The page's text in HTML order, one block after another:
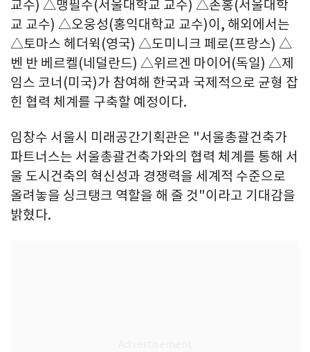
교수) △맹필수(서울대학교 교수) △존홍(서울대학
교 교수) △오웅성(홍익대학교 교수)이, 해외에서는
△토마스 헤더윅(영국) △도미니크 페로(프랑스) △
벤 반 베르켈(네덜란드) △위르겐 마이어(독일) △제
임스 코너(미국)가 참여해 한국과 국제적으로 균형 잡
힌 협력 체계를 구축할 예정이다.
임창수 서울시 미래공간기획관은 "서울총괄건축가
파트너스는 서울총괄건축가와의 협력 체계를 통해 서
울 도시건축의 혁신성과 경쟁력을 세계적 수준으로
올려놓을 싱크탱크 역할을 해 줄 것"이라고 기대감을
밝혔다.